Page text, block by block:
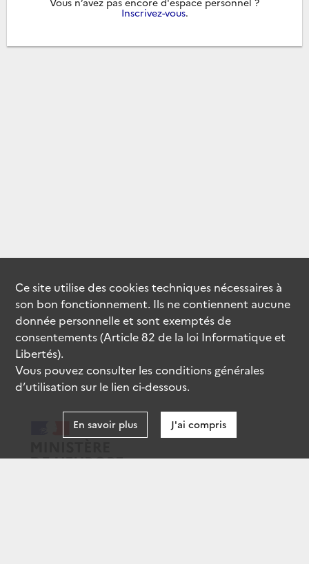
Inscrivez-vous.
Ce site utilise descookiestechniques nécessaires à
son bon fonctionnement. Ils ne contiennent aucune
donnée personnelle et sont exemptés de
consentements (Article 82 de la loi Informatique et
Libertés).
Vous pouvez consulter les conditions générales
d’utilisation sur le lien ci-dessous.
En savoir plus J'ai compris